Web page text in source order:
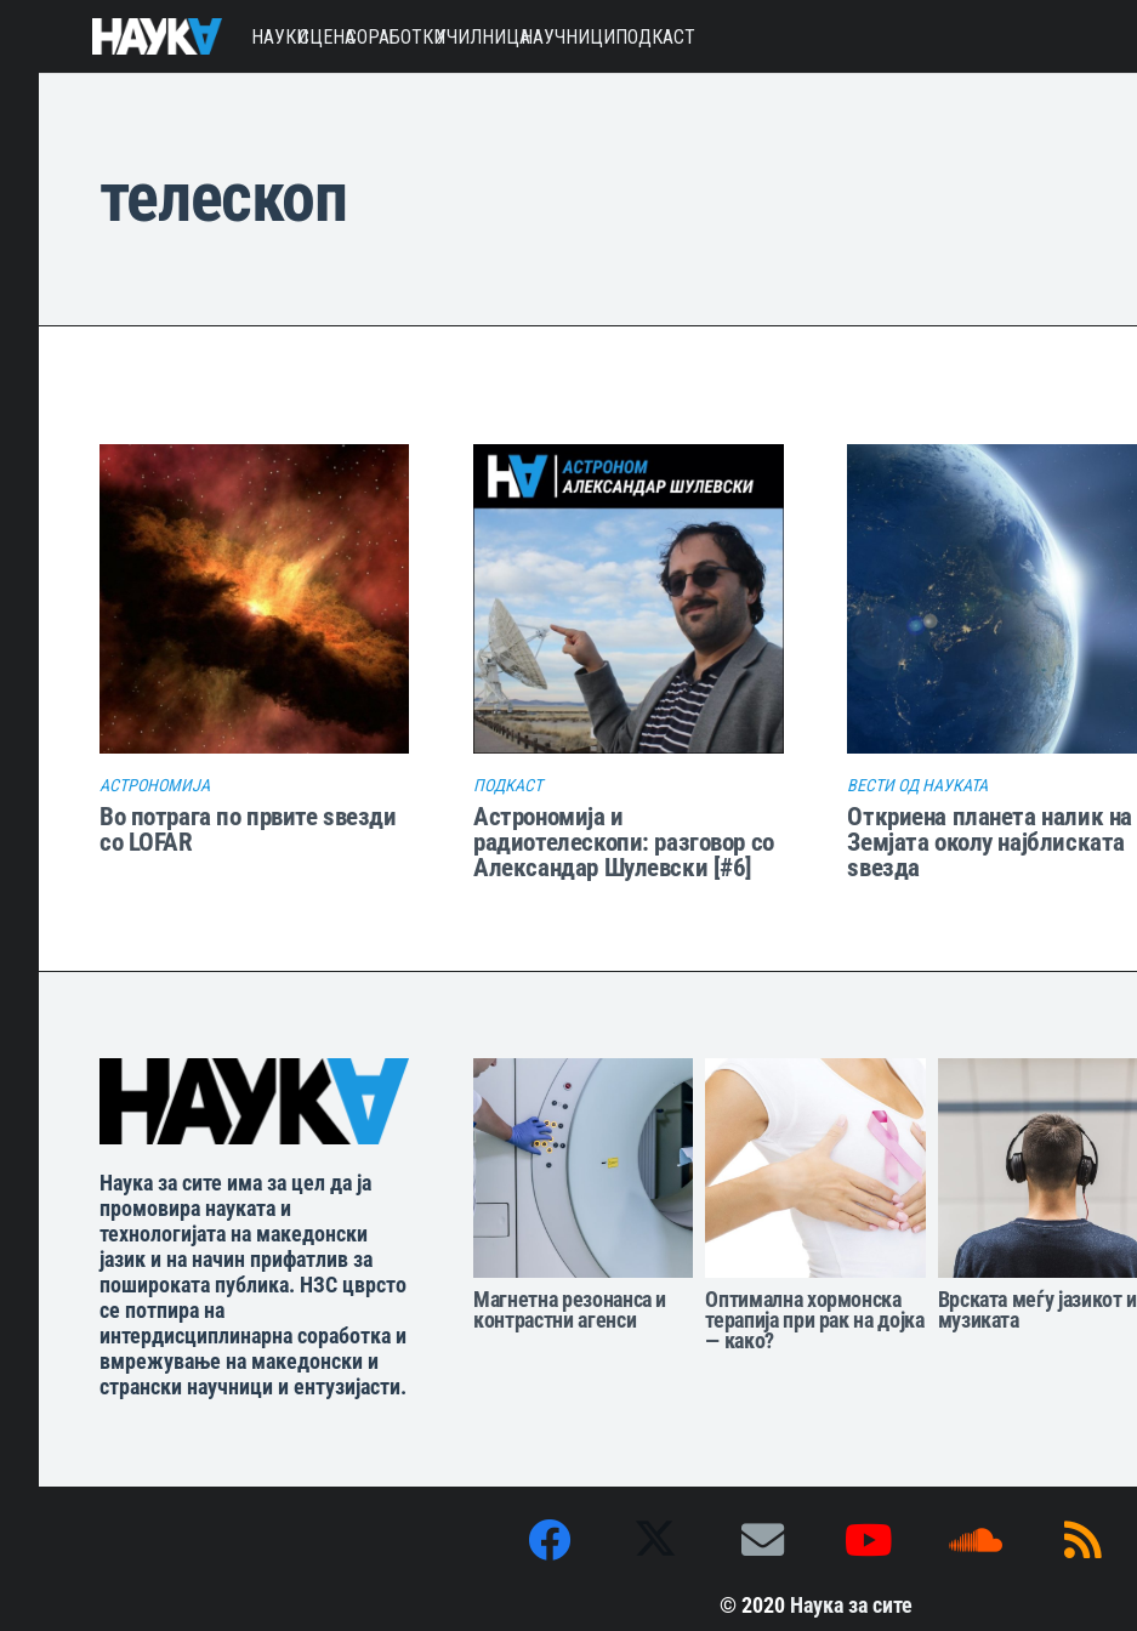
НАУКИСЦЕНАСОРАБОТКИУЧИЛНИЦАНАУЧНИЦИПОДКАСТ
телескоп
АСТРОНОМИЈА
Во потрага по првите ѕвезди
со LOFAR
ПОДКАСТ
Астрономија и
радиотелескопи: разговор со
Александар Шулевски [#6]
ВЕСТИ ОД НАУКАТА
Откриена планета налик на
Земјата околу најблиската
ѕвезда
Наука за сите има за цел да ја
промовира науката и
технологијата на македонски
јазик и на начин прифатлив за
пошироката публика. НЗС цврсто
се потпира на
интердисциплинарна соработка и
вмрежување на македонски и
странски научници и ентузијасти.
Магнетна резонанса и
контрастни агенси
Оптимална хормонска
терапија при рак на дојка
— како?
Врската меѓу јазикот и
музиката
© 2020 Наука за сите